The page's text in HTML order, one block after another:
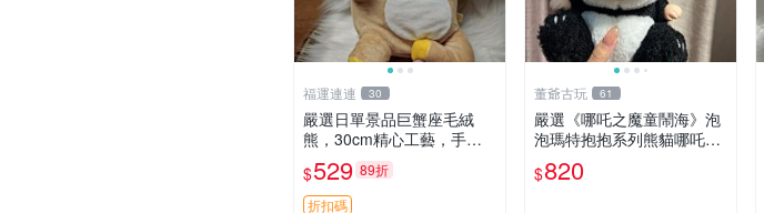
福運連連 30
嚴選日單景品巨蟹座毛絨
熊，30cm精心工藝，手感
軟糯推薦收藏送人 巨蟹座
毛絨玩具 精緻做工
$529 89折
折扣碼
董爺古玩 61
嚴選《哪吒之魔童鬧海》泡
泡瑪特抱抱系列熊貓哪吒搪
膠臉毛絨， STATE：如圖顯
示 哪吒 毛絨公仔 泡泡瑪特
$820